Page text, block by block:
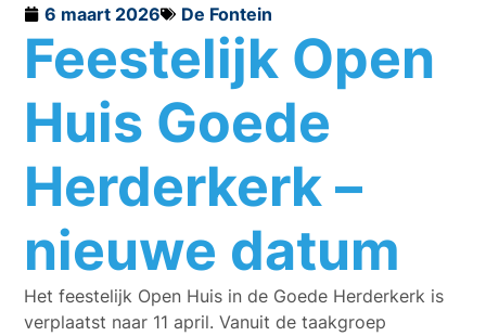
6 maart 2026
De Fontein
Feestelijk Open
Huis Goede
Herderkerk –
nieuwe datum
Het feestelijk Open Huis in de Goede Herderkerk is
verplaatst naar 11 april. Vanuit de taakgroep